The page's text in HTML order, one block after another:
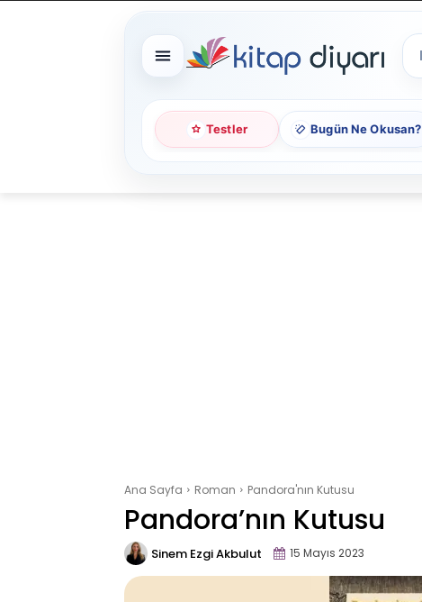
Testler Bugün Ne Okusan?
Ana Sayfa Roman Pandora'nın Kutusu
Pandora’nın Kutusu
Sinem Ezgi Akbulut 15 Mayıs 2023